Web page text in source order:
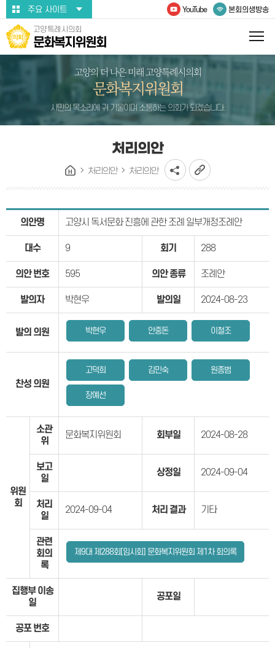
본문바로가기주요 사이트 YouTube 본회의생방송
고양특례시의회
문화복지위원회
고양의 더 나은 미래 고양특례시의회
문화복지위원회
시민의 목소리에 귀 기울이며 소통하는 의회가 되겠습니다.
처리의안
처리의안 처리의안
의안명 고양시 독서문화 진흥에 관한 조례 일부개정조례안
대수 9 회기 288
의안 번호 595 의안 종류 조례안
발의자 박현우 발의일 2024-08-23
발의 의원 박현우 안중돈 이철조
찬성 의원
고덕희 김민숙 원종범
장예선
위원
회
소관
위
문화복지위원회 회부일 2024-08-28
보고
일
상정일 2024-09-04
처리
일
2024-09-04 처리 결과 기타
관련
회의
록
제9대 제288회[임시회] 문화복지위원회 제1차 회의록
집행부 이송
일
공포일
공포 번호